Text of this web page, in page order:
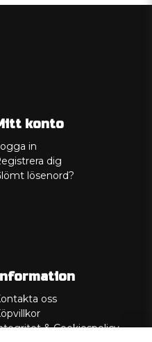
konto
in
dig
lösenord?
oss
& Cookiespolicy